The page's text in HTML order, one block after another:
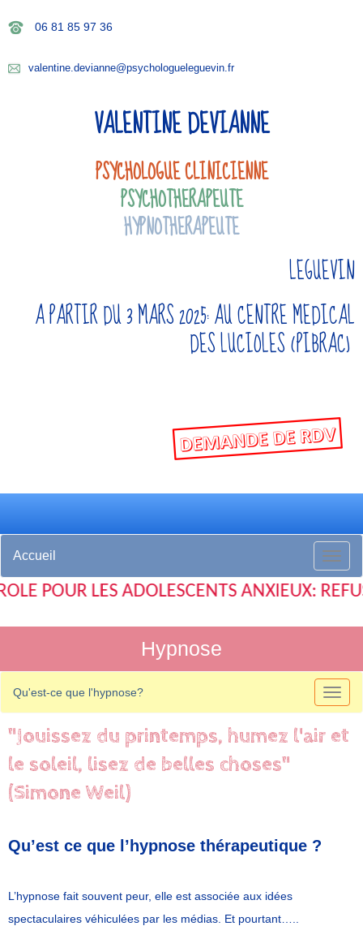
06 81 85 97 36
valentine.devianne@psychologueleguevin.fr
VALENTINE DEVIANNE
PSYCHOLOGUE CLINICIENNE
PSYCHOTHERAPEUTE
HYPNOTHERAPEUTE
LEGUEVIN
A PARTIR DU 3 MARS 2025: AU CENTRE MEDICAL
DES LUCIOLES (PIBRAC)
Accueil
POUR LES ADOLESCENTS ANXIEUX: REFUS
Hypnose
Qu'est-ce que l'hypnose?
"Jouissez du printemps, humez l'air et
le soleil, lisez de belles choses"
(Simone Weil)
Qu’est ce que l’hypnose thérapeutique ?
L’hypnose fait souvent peur, elle est associée aux idées
spectaculaires véhiculées par les médias. Et pourtant…..